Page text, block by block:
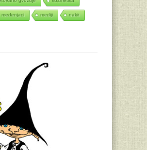
medenjaci mediji nakit